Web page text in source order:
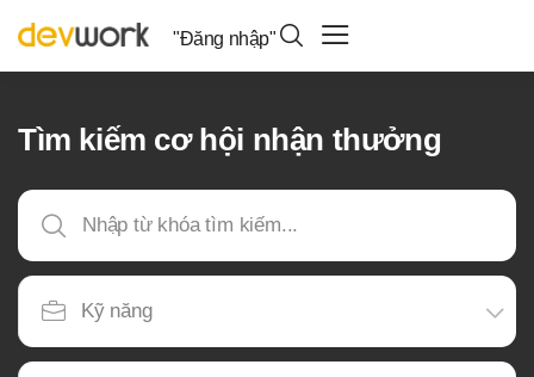
"Đăng nhập"
Tìm kiếm cơ hội nhận thưởng